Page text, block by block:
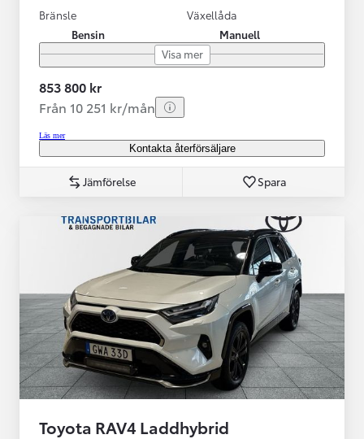
Bränsle
Bensin
Växellåda
Manuell
Visa mer
853 800 kr
Från 10 251 kr/mån
Läs mer
Kontakta återförsäljare
Jämförelse Spara
Toyota RAV4 Laddhybrid